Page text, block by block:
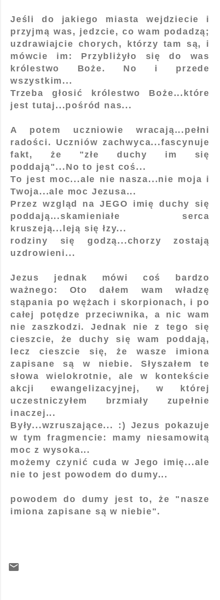
Jeśli do jakiego miasta wejdziecie i
przyjmą was, jedzcie, co wam podadzą;
uzdrawiajcie chorych, którzy tam są, i
mówcie im: Przybliżyło się do was
królestwo Boże. No i przede
wszystkim...
Trzeba głosić królestwo Boże...które
jest tutaj...pośród nas...
A potem uczniowie wracają...pełni
radości. Uczniów zachwyca...fascynuje
fakt, że "złe duchy im się
poddają"...No to jest coś...
To jest moc...ale nie nasza...nie moja i
Twoja...ale moc Jezusa...
Przez wzgląd na JEGO imię duchy się
poddają...skamieniałe serca
kruszeją...leją się łzy...
rodziny się godzą...chorzy zostają
uzdrowieni...
Jezus jednak mówi coś bardzo
ważnego: Oto dałem wam władzę
stąpania po wężach i skorpionach, i po
całej potędze przeciwnika, a nic wam
nie zaszkodzi. Jednak nie z tego się
cieszcie, że duchy się wam poddają,
lecz cieszcie się, że wasze imiona
zapisane są w niebie. Słyszałem te
słowa wielokrotnie, ale w kontekście
akcji ewangelizacyjnej, w której
uczestniczyłem brzmiały zupełnie
inaczej...
Były...wzruszające... :) Jezus pokazuje
w tym fragmencie: mamy niesamowitą
moc z wysoka...
możemy czynić cuda w Jego imię...ale
nie to jest powodem do dumy...
powodem do dumy jest to, że "nasze
imiona zapisane są w niebie".